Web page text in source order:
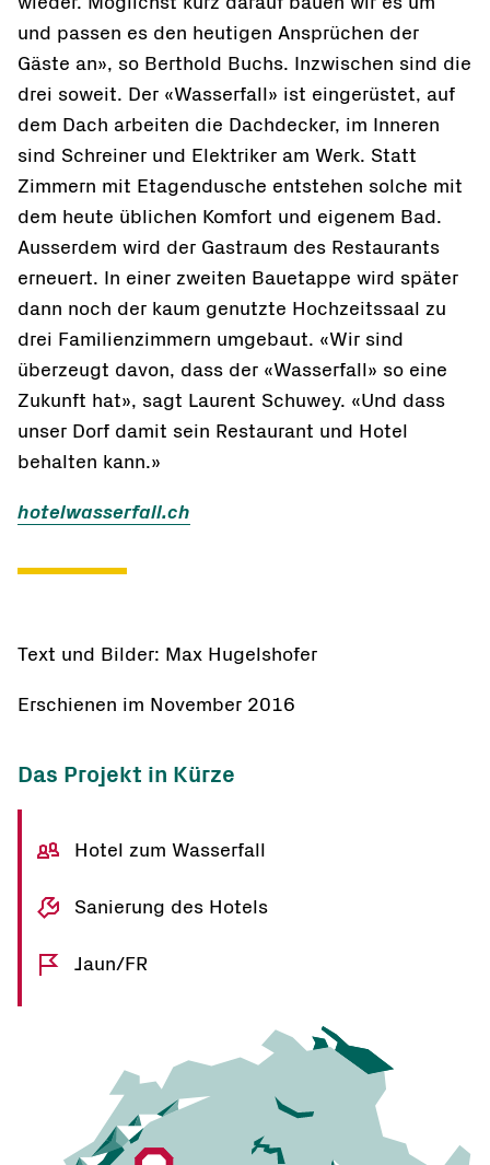
und passen es den heutigen Ansprüchen der
Gäste an», so Berthold Buchs. Inzwischen sind die
drei soweit. Der «Wasserfall» ist eingerüstet, auf
dem Dach arbeiten die Dachdecker, im Inneren
sind Schreiner und Elektriker am Werk. Statt
Zimmern mit Etagendusche entstehen solche mit
dem heute üblichen Komfort und eigenem Bad.
Ausserdem wird der Gastraum des Restaurants
erneuert. In einer zweiten Bauetappe wird später
dann noch der kaum genutzte Hochzeitssaal zu
drei Familienzimmern umgebaut. «Wir sind
überzeugt davon, dass der «Wasserfall» so eine
Zukunft hat», sagt Laurent Schuwey. «Und dass
unser Dorf damit sein Restaurant und Hotel
behalten kann.»
hotelwasserfall.ch
Text und Bilder: Max Hugelshofer
Erschienen im November 2016
Das Projekt in Kürze
Hotel zum Wasserfall
Sanierung des Hotels
Jaun/FR